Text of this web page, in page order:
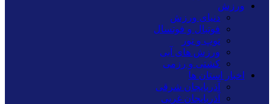
ورزش
دنیای ورزش
فوتبال و فوتسال
توپ و تور
ورزش های آبی
کشتی و رزمی
اخبار استان ها
آذربایجان شرقی
آذربایجان غربی